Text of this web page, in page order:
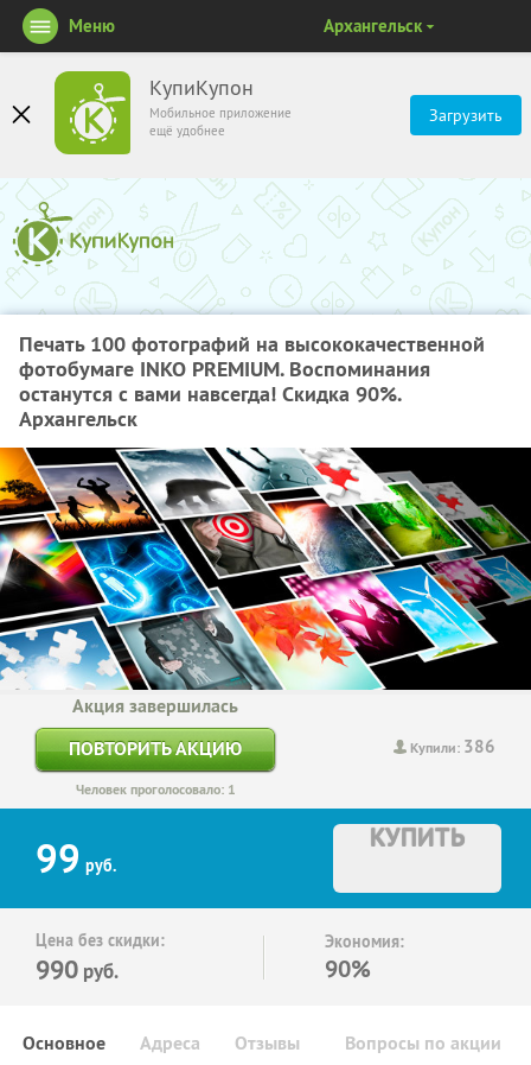
КупиКупон
Мобильное приложение
ещё удобнее
Загрузить
Меню Архангельск
Печать 100 фотографий на высококачественной
фотобумаге INKO PREMIUM. Воспоминания
останутся с вами навсегда! Скидка 90%.
Архангельск
Купили: 386
Акция завершилась
ПОВТОРИТЬ АКЦИЮ
Человек проголосовало: 1
99 руб.
КУПИТЬ
Цена без скидки:
990 руб.
Экономия:
90%
Основное Отзывы Вопросы по акции
Адреса